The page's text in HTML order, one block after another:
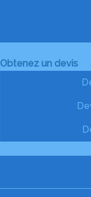
Obtenez un devis